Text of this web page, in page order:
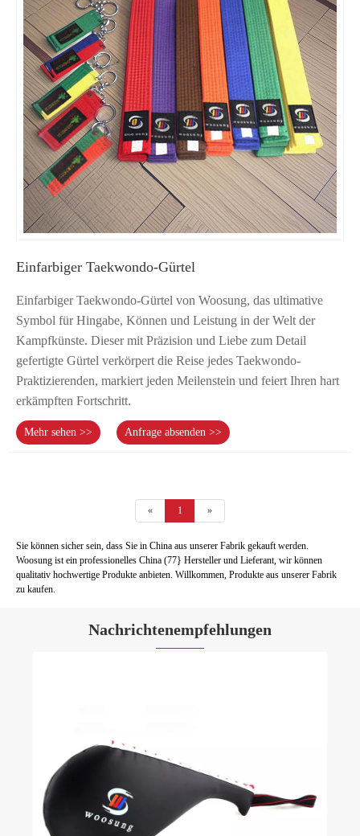
Einfarbiger Taekwondo-Gürtel
Einfarbiger Taekwondo-Gürtel von Woosung, das ultimative
Symbol für Hingabe, Können und Leistung in der Welt der
Kampfkünste. Dieser mit Präzision und Liebe zum Detail
gefertigte Gürtel verkörpert die Reise jedes Taekwondo-
Praktizierenden, markiert jeden Meilenstein und feiert Ihren hart
erkämpften Fortschritt.
Mehr sehen >> Anfrage absenden >>
« 1 »
Sie können sicher sein, dass Sie in China aus unserer Fabrik gekauft werden.
Woosung ist ein professionelles China (77} Hersteller und Lieferant, wir können
qualitativ hochwertige Produkte anbieten. Willkommen, Produkte aus unserer Fabrik
zu kaufen.
Nachrichtenempfehlungen